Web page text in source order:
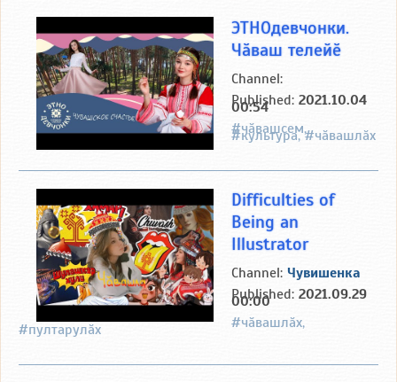
ЭТНОдевчонки.
Чӑваш телейӗ
Channel:
Published: 2021.10.04
00:54
#чӑвашсем,
#культура, #чӑвашлӑх
Difficulties of
Being an
Illustrator
Channel: Чувишенка
Published: 2021.09.29
00:00
#чӑвашлӑх,
#пултарулӑх